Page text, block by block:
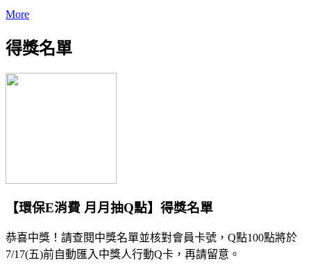
More
得獎名單
【環保E消費 月月抽Q點】得獎名單
恭喜中獎！請查閱中獎名單並核對會員卡號，Q點100點將於
7/17(五)前自動匯入中獎人行動Q卡，再請留意。